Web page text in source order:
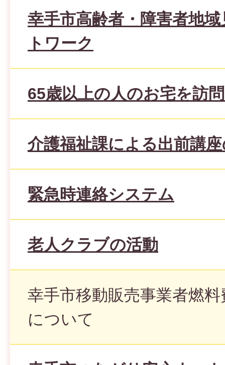
幸手市高齢者・障害者地
トワーク
65歳以上の人のお宅を訪
介護福祉課による出前講
緊急時連絡システム
老人クラブの活動
幸手市移動販売事業者燃
について